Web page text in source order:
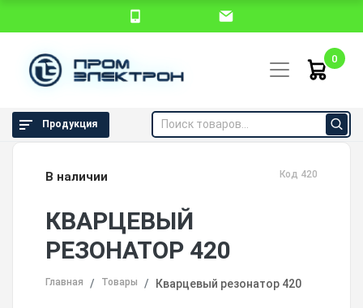
0
Продукция
В наличии Код 420
КВАРЦЕВЫЙ
РЕЗОНАТОР 420
Главная Товары Кварцевый резонатор 420